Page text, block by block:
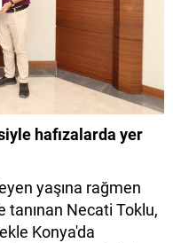
hafızalarda yer
yaşına rağmen
tanınan Necati Toklu,
Konya'da